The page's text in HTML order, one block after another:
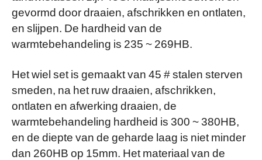
gevormd door draaien, afschrikken en ontlaten,
en slijpen. De hardheid van de
warmtebehandeling is 235 ~ 269HB.
Het wiel set is gemaakt van 45 # stalen sterven
smeden, na het ruw draaien, afschrikken,
ontlaten en afwerking draaien, de
warmtebehandeling hardheid is 300 ~ 380HB,
en de diepte van de geharde laag is niet minder
dan 260HB op 15mm. Het materiaal van de